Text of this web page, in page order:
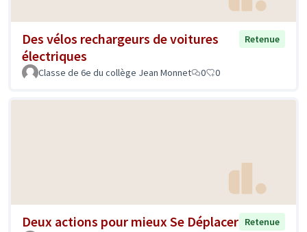
Des vélos rechargeurs de voitures
électriques
Retenue
Classe de 6e du collège Jean Monnet 0 0
Deux actions pour mieux Se Déplacer Retenue